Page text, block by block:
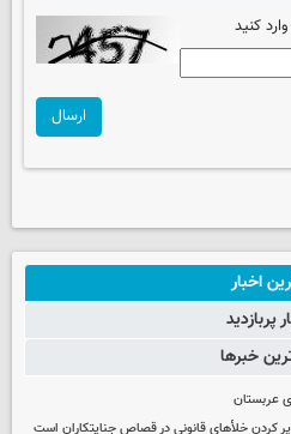
کنید
ارسال
اخبار
پربازدید
خبرها
عربستان
پر کردن خلأهای قانونی در قصاص جنایتکاران است